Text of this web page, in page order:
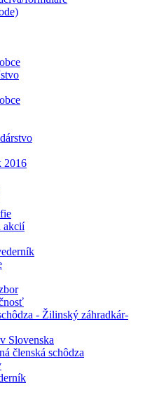
2016
akcií
- Žilinský záhradkár-
Slovenska
členská schôdza